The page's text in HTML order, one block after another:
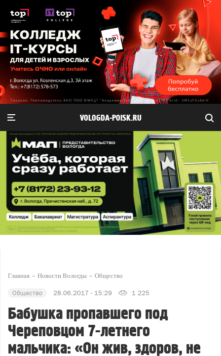
VOLOGDA-POISK.RU
Главная Новости Вологды Общество
Общество 28.06.2017 - 15:29 1 225
Бабушка пропавшего под
Череповцом 7-летнего
мальчика: «Он жив, здоров, не